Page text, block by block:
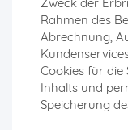
Rahmen des
Abrechnung,
Cookies für die
Inhalts und
Speicherung